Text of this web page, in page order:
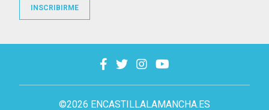
©2026 ENCASTILLALAMANCHA.ES
INSCRIBIRME